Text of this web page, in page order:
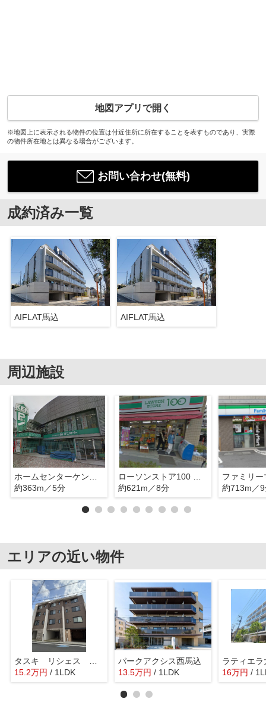
地図アプリで開く
※地図上に表示される物件の位置は付近住所に所在することを表すものであり、実際
の物件所在地とは異なる場合がございます。
お問い合わせ(無料)
成約済み一覧
AIFLAT馬込 AIFLAT馬込
周辺施設
約363m／5分
約621m／8分
約713m／
エリアの近い物件
15.2万円 / 1LDK
パークアクシス西馬込
13.5万円 / 1LDK
ラティエラ
16万円 /